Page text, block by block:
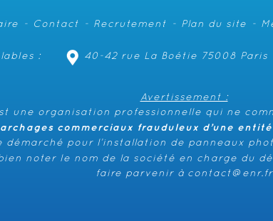
Contact Recrutement Plan du site
: 40-42 rue La Boétie 75008 Paris
Avertissement :
une organisation professionnelle qui ne
commerciaux frauduleux d’une
pour l’installation de panneaux
noter le nom de la société en charge du
faire parvenir à contact@enr.fr